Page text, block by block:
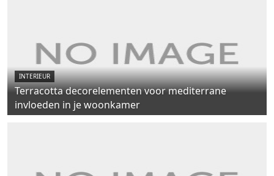
INTERIEUR
Terracotta decorelementen voor mediterrane
invloeden in je woonkamer